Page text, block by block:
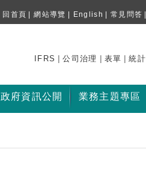
回首頁 網站導覽 English 常見問答
IFRS |公司治理 | 表單 |統計
政府資訊公開 業務主題專區